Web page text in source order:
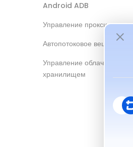
Android ADB
Управление прокси
Автопотоковое вещание
Управление облачным
хранилищем